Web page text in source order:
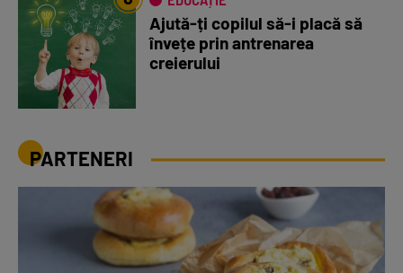
Ajută-ți copilul să-i placă să
învețe prin antrenarea
creierului
PARTENERI